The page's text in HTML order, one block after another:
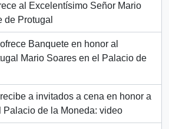
al Excelentísimo Señor Mario
de Protugal
Banquete en honor al
Mario Soares en el Palacio de
a invitados a cena en honor a
Palacio de la Moneda: video